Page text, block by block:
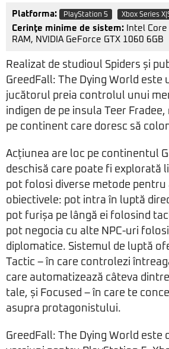
Platforma: PlayStation 5 Xbox Series
Cerinţe minime de sistem: Intel
RAM, NVIDIA GeForce GTX 1060 6GB
Realizat de studioul Spiders și
GreedFall: The Dying World este
jucătorul preia controlul unui
indigen de pe insula Teer
pe continent care doresc să
Acțiunea are loc pe continentul
deschisă care poate fi explorată
pot folosi diverse metode pentru
obiectivele: pot intra în luptă
pot furișa pe lângă ei folosind
pot negocia cu alte NPC-uri
diplomatice. Sistemul de luptă
Tactic – în care controlezi
care automatizează câteva
tale, și Focused – în care te
asupra protagonistului.
GreedFall: The Dying World este